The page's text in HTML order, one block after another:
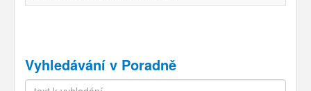
Vyhledávání v Poradně